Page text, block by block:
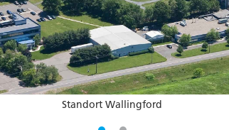
Standort Wallingford